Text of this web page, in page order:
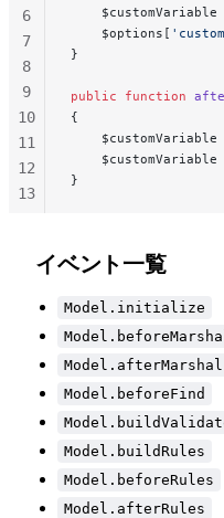
    $customVariable
    $options[
}
public function
{
    $customVariable
    $customVariable
}
6
7
8
9
10
11
12
13
イベント一覧
Model.initialize
Model.afterMarshal
Model.beforeFind
Model.buildRules
Model.beforeRules
Model.afterRules